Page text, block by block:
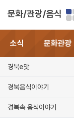
문화/관광/음식
소식 문화관광
경북e맛
경북음식이야기
경북속 음식이야기